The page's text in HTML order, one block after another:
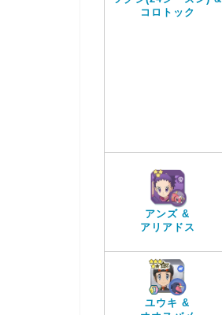
コロトック
アンズ &
アリアドス
ユウキ &